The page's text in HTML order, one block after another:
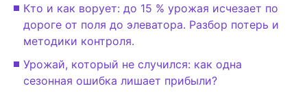
Кто и как ворует: до 15 % урожая исчезает по
дороге от поля до элеватора. Разбор потерь и
методики контроля.
Урожай, который не случился: как одна
сезонная ошибка лишает прибыли?